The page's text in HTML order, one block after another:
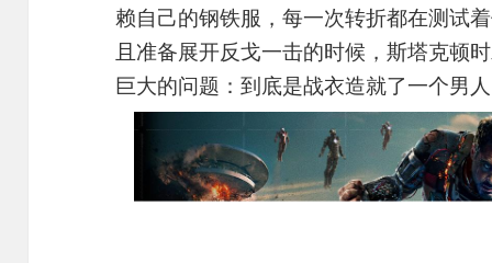
赖自己的钢铁服，每一次转折都在测试
且准备展开反戈一击的时候，斯塔克顿
巨大的问题：到底是战衣造就了一个男